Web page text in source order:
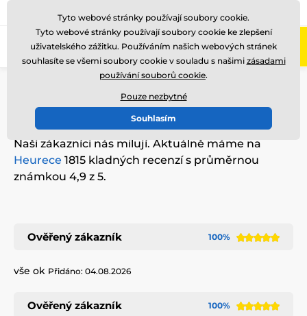
Zavolejte nám (Po-Pá 8-17)
Recenze od zákazníků
Naši zákazníci nás milují. Aktuálně máme na
Heurece 1815 kladných recenzí s průměrnou
známkou 4,9 z 5.
Ověřený zákazník 100%
vše ok Přidáno: 04.08.2026
Ověřený zákazník 100%
Tyto webové stránky používají soubory cookie.
Tyto webové stránky používají soubory cookie ke zlepšení
uživatelského zážitku. Používáním našich webových stránek
souhlasíte se všemi soubory cookie v souladu s našimi zásadami
používání souborů cookie.
Pouze nezbytné
Souhlasím